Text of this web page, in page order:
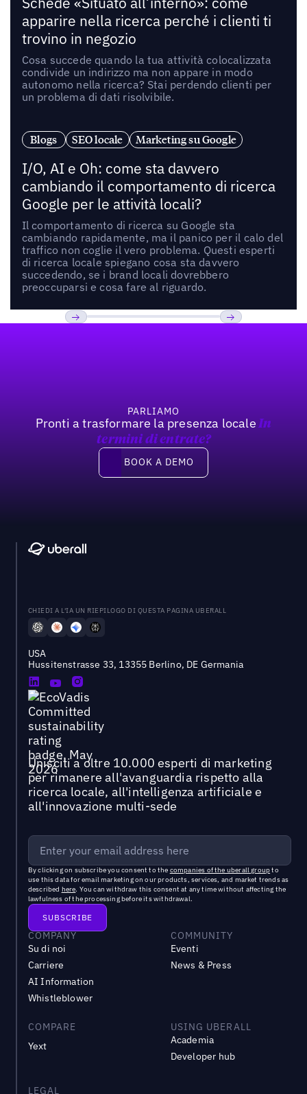
apparire nella ricerca perché i clienti ti
trovino in negozio
Cosa succede quando la tua attività colocalizzata
condivide un indirizzo ma non appare in modo
autonomo nella ricerca? Stai perdendo clienti per
un problema di dati risolvibile.
Blogs SEO locale Marketing su Google
I/O, AI e Oh: come sta davvero
cambiando il comportamento di ricerca
Google per le attività locali?
Il comportamento di ricerca su Google sta
cambiando rapidamente, ma il panico per il calo del
traffico non coglie il vero problema. Questi esperti
di ricerca locale spiegano cosa sta davvero
succedendo, se i brand locali dovrebbero
preoccuparsi e cosa fare al riguardo.
PARLIAMO
Pronti a trasformare la presenza locale In
termini di entrate?
Book a demo
BOOK A DEMO
CHIEDI A L'IA UN RIEPILOGO DI QUESTA PAGINA UBERALL
USA
Hussitenstrasse 33, 13355 Berlino, DE Germania
Unisciti a oltre 10.000 esperti di marketing
per rimanere all'avanguardia rispetto alla
ricerca locale, all'intelligenza artificiale e
all'innovazione multi-sede
By clicking on subscribe you consent to the companies of the uberall groupto
use this data for email marketing on our products, services, and market trends as
described here. You can withdraw this consent at any time without affecting the
lawfulness of the processing before its withdrawal.
COMPANY
Su di noi
Carriere
AI Information
Whistleblower
COMMUNITY
Eventi
News & Press
COMPARE
Yext
USING UBERALL
Academia
Developer hub
LEGAL